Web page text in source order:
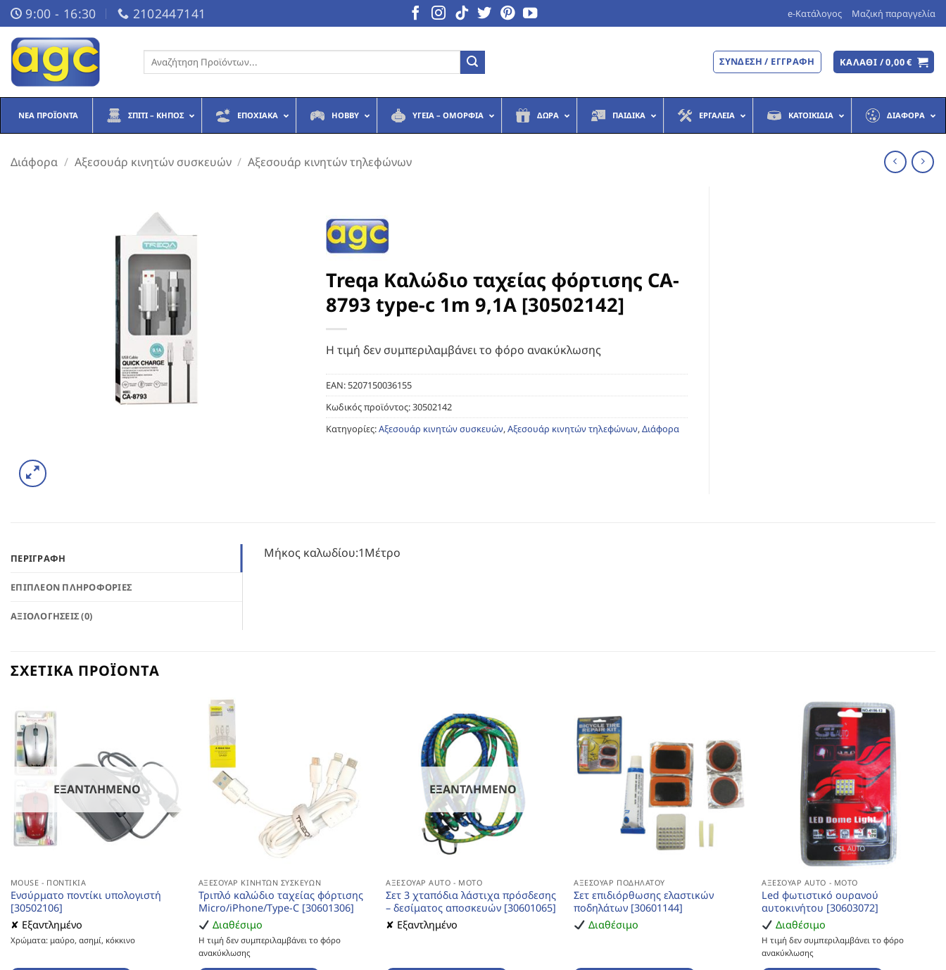
Μετάβαση
στο
περιεχόμενο
9:00 - 16:30 2102447141 e-Κατάλογος Μαζική παραγγελία
Αναζήτηση
ΣΎΝΔΕΣΗ / ΕΓΓΡΑΦΉ ΚΑΛΆΘΙ /0,00€
ΝΈΑ ΠΡΟΪΌΝΤΑ ΣΠΊΤΙ – ΚΉΠΟΣ ΕΠΟΧΙΑΚΆ HOBBY ΥΓΕΙΆ – ΟΜΟΡΦΙΆ ΔΏΡΑ ΠΑΙΔΙΚΆ ΕΡΓΑΛΕΊΑ ΚΑΤΟΙΚΊΔΙΑ ΔΙΆΦΟΡΑ
Διάφορα / Αξεσουάρ κινητών συσκευών / Αξεσουάρ κινητών τηλεφώνων
Treqa Καλώδιο ταχείας φόρτισης CA-
8793 type-c 1m 9,1A [30502142]
Η τιμή δεν συμπεριλαμβάνει το φόρο ανακύκλωσης
EAN:5207150036155
Κωδικός προϊόντος:30502142
Κατηγορίες:Αξεσουάρ κινητών συσκευών,Αξεσουάρ κινητών τηλεφώνων,Διάφορα
ΠΕΡΙΓΡΑΦΉ
ΕΠΙΠΛΈΟΝ ΠΛΗΡΟΦΟΡΊΕΣ
ΑΞΙΟΛΟΓΉΣΕΙΣ (0)
Μήκος καλωδίου:1Μέτρο
ΣΧΕΤΙΚΆ ΠΡΟΪΌΝΤΑ
ΕΞΑΝΤΛΗΜΈΝΟ
MOUSE - ΠΟΝΤΊΚΙΑ
Ενσύρματο ποντίκι υπολογιστή
[30502106]
✘ Εξαντλημένο
Χρώματα: μαύρο, ασημί, κόκκινο
ΑΞΕΣΟΥΆΡ ΚΙΝΗΤΏΝ ΣΥΣΚΕΥΏΝ
Τριπλό καλώδιο ταχείας φόρτισης
Micro/iPhone/Type-C [30601306]
Διαθέσιμο
Η τιμή δεν συμπεριλαμβάνει το φόρο
ανακύκλωσης
ΕΞΑΝΤΛΗΜΈΝΟ
ΑΞΕΣΟΥΆΡ AUTO - MOTO
Σετ 3 χταπόδια λάστιχα πρόσδεσης
– δεσίματος αποσκευών [30601065]
✘ Εξαντλημένο
ΑΞΕΣΟΥΆΡ ΠΟΔΗΛΆΤΟΥ
Σετ επιδιόρθωσης ελαστικών
ποδηλάτων [30601144]
Διαθέσιμο
ΑΞΕΣΟΥΆΡ AUTO - MOTO
Led φωτιστικό ουρανού
αυτοκινήτου [30603072]
Διαθέσιμο
Η τιμή δεν συμπεριλαμβάνει το φόρο
ανακύκλωσης